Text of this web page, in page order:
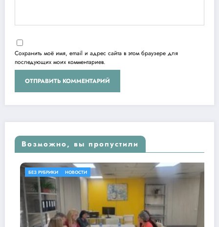
Сохранить моё имя, email и адрес сайта в этом браузере для
последующих моих комментариев.
Возможно, вы пропустили
БЕЗ РУБРИКИ НОВОСТИ